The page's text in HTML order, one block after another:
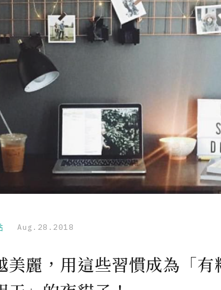
Aug.28.2018
美麗，用這些習慣成為「有